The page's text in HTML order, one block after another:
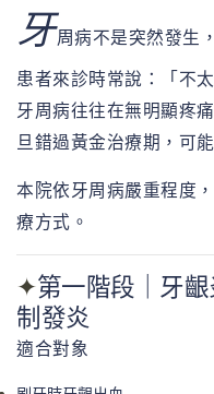
牙周病不是突然發生
患者來診時常說：「不
牙周病往往在無明顯疼
旦錯過黃金治療期，可
本院依牙周病嚴重程度
療方式。
✦第一階段｜牙
制發炎
適合對象